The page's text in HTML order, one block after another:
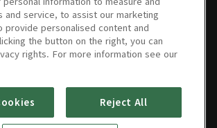
07/01/202606/30/202606/26/202606/25/2026
and service, to assist our marketing
provide personalised content and
the button on the right, you can
rights. For more information see our
Reject All